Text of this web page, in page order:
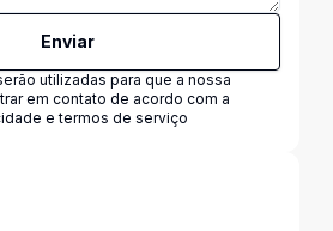
Enviar
utilizadas para que a nossa
em contato de acordo com a
e termos de serviço